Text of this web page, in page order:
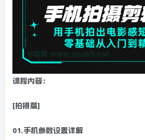
课程内容：
[拍摄篇]
01.手机参数设置详解